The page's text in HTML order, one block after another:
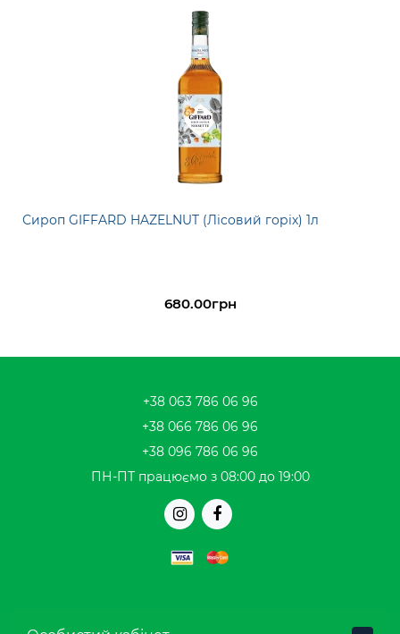
Сироп GIFFARD HAZELNUT (Лісовий горіх) 1л
680.00грн
+38 063 786 06 96
+38 066 786 06 96
+38 096 786 06 96
ПН-ПТ працюємо з 08:00 до 19:00